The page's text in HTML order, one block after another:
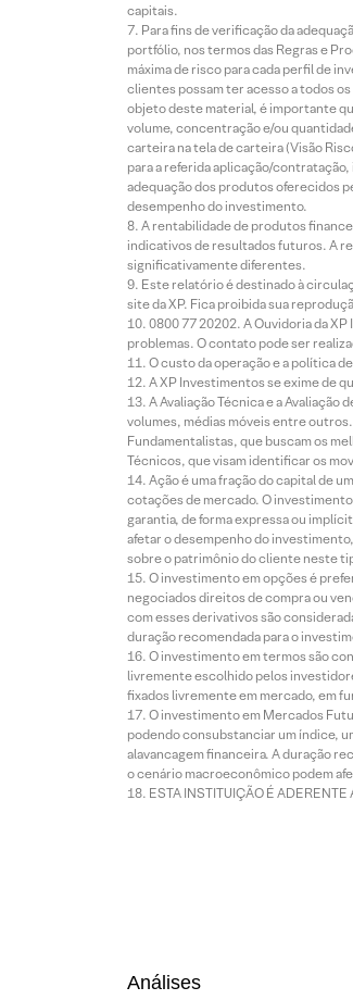
capitais.
Para fins de verificação da
portfólio, nos termos das Regras e
máxima de risco para cada perfil de
clientes possam ter acesso a todos
objeto deste material, é importante
volume, concentração e/ou
carteira na tela de carteira (Visão
para a referida aplicação/
adequação dos produtos oferecidos
desempenho do investimento.
A rentabilidade de produtos
indicativos de resultados futuros. A
significativamente diferentes.
Este relatório é destinado à
site da XP. Fica proibida sua
0800 77 20202. A Ouvidoria da
problemas. O contato pode ser
O custo da operação e a política
A XP Investimentos se exime de
A Avaliação Técnica e a
volumes, médias móveis entre
Fundamentalistas, que buscam os
Técnicos, que visam identificar os
Ação é uma fração do capital de
cotações de mercado. O
garantia, de forma expressa ou
afetar o desempenho do
sobre o patrimônio do cliente neste
O investimento em opções é
negociados direitos de compra ou
com esses derivativos são
duração recomendada para o
O investimento em termos são
livremente escolhido pelos
fixados livremente em mercado, em
O investimento em Mercados
podendo consubstanciar um índice,
alavancagem financeira. A duração
o cenário macroeconômico podem
ESTA INSTITUIÇÃO É
Análises